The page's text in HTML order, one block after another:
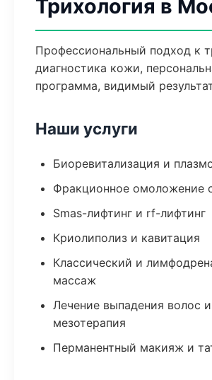
Трихология в
Профессиональный подход к
диагностика кожи,
программа, видимый
Наши услуги
Биоревитализация и
Фракционное омоложение
Smas-лифтинг и rf-лифтинг
Криолиполиз и кавитация
Классический и
массаж
Лечение выпадения волос и
мезотерапия
Перманентный макияж и